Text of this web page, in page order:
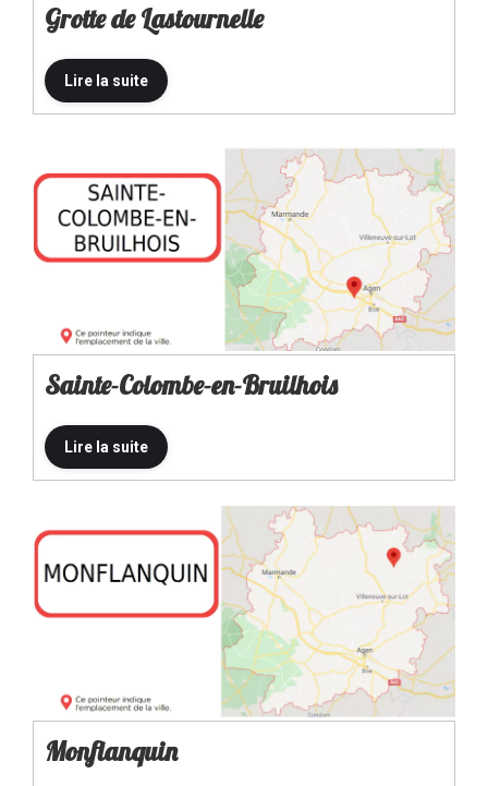
Grotte de Lastournelle
Sainte-Colombe-en-Bruilhois
Monflanquin